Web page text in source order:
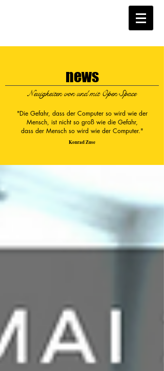
news
Neuigkeiten von und mit Open Space
"Die Gefahr, dass der Computer so wird wie der
Mensch, ist nicht so groß wie die Gefahr,
dass der Mensch so wird wie der Computer."
Konrad Zuse